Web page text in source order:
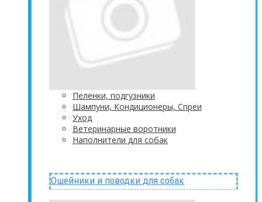
Пеленки, подгузники
Шампуни, Кондиционеры, Спреи
Уход
Ветеринарные воротники
Наполнители для собак
Ошейники и поводки для собак